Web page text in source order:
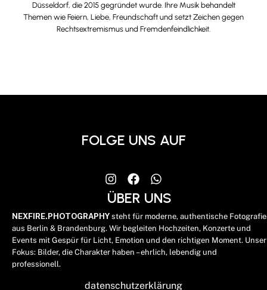
Düsseldorf, die 2015 gegründet wurde. Ihre Musik behandelt
Themen wie Feiern, Liebe, Freundschaft und setzt Zeichen gegen
Rechtsextremismus und Fremdenfeindlichkeit​.
FOLGE UNS AUF
ÜBER UNS
NEXFIRE.PHOTOGRAPHY steht für moderne, authentische Fotografie
aus Berlin & Brandenburg. Wir begleiten Hochzeiten, Konzerte und
Events mit Gespür für Licht, Emotion und den richtigen Moment. Unser
Fokus: Bilder, die Charakter haben – ehrlich, lebendig und
professionell.
datenschutzerklärung